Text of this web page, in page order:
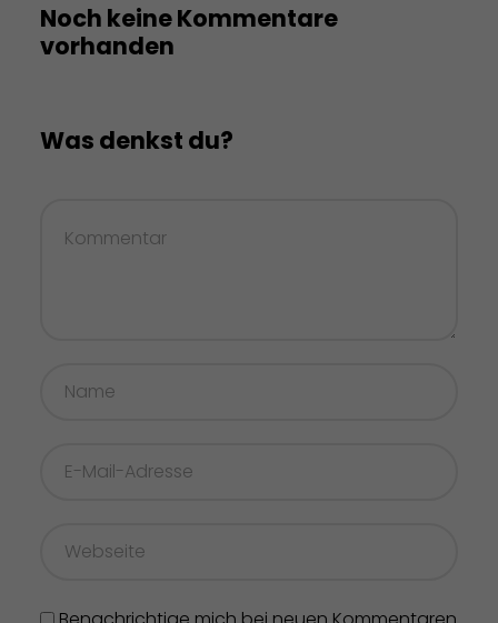
Noch keine Kommentare
vorhanden
Was denkst du?